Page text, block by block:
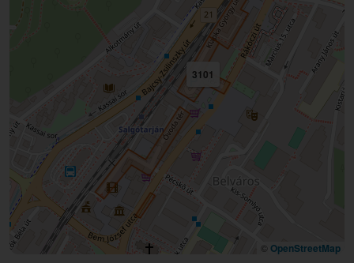
3101
© OpenStreetMap